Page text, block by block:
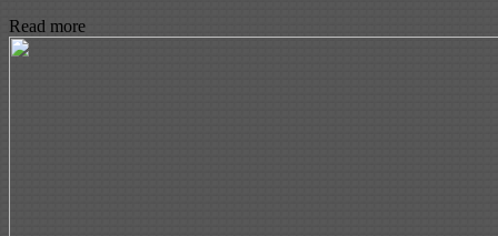
Read more